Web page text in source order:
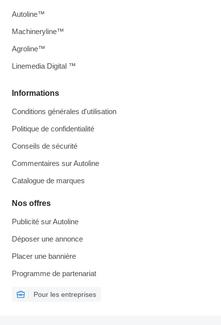
Informations
Conditions générales d'utilisation
Politique de confidentialité
Conseils de sécurité
Commentaires sur Autoline
Catalogue de marques
Nos offres
Publicité sur Autoline
Déposer une annonce
Placer une bannière
Programme de partenariat
Pour les entreprises
Autoline™
Machineryline™
Agroline™
Linemedia Digital ™